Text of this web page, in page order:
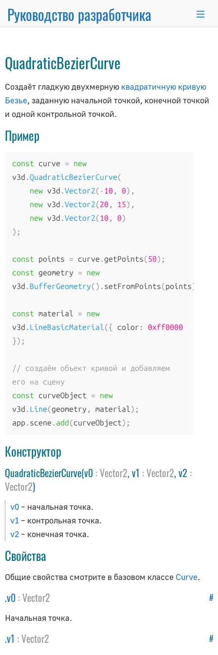
Руководство разработчика
Основные темы
Основы программирования
Использование Node.js и NPM
Интеграция с React.js/Vue.js
Комплект разработчика
Серверный рендеринг
Продвинутый WordPress
Анимационная система
Рисование линий
Матричные преобразования
Как обновлять объекты
Как получить исходники
Анимация
AnimationAction
AnimationMixer
AnimationUtils
KeyframeTrack
QuaternionKeyframeTrack
VectorKeyframeTrack
Аудио
Audio
AudioListener
PositionalAudio
Вспомогательные объекты
ArrowHelper
AxesHelper
Box3Helper
CameraHelper
GridHelper
PolarGridHelper
PlaneHelper
Curve→
QuadraticBezierCurve
Создаёт гладкую двухмерную квадратичную кривую
Безье, заданную начальной точкой, конечной точкой
и одной контрольной точкой.
Пример
const curve = new
v3d .QuadraticBezierCurve(
new v3d .Vector2(-10 , 0),
new v3d .Vector2(20 , 15),
new v3d .Vector2(10 , 0)
);
const points = curve .getPoints(50);
const geometry = new
v3d . BufferGeometry(). setFromPoints(points);
const material = new
v3d . LineBasicMaterial({ color :
0xff0000
});
// создаём объект кривой и добавляем
его на сцену
const curveObject = new
v3d . Line(geometry , material);
app. scene . add(curveObject);
Конструктор
QuadraticBezierCurve(v0 :Vector2, v1 :Vector2, v2 :
Vector2)
v0– начальная точка.
v1– контрольная точка.
v2– конечная точка.
Свойства
Общие свойства смотрите в базовом классе Curve.
#
.v0 :Vector2
Начальная точка.
#
.v1 :Vector2